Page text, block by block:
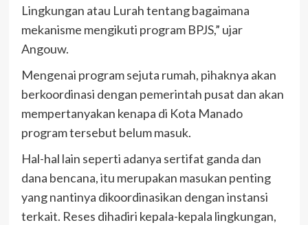
Lingkungan atau Lurah tentang bagaimana
mekanisme mengikuti program BPJS,” ujar
Angouw.
Mengenai program sejuta rumah, pihaknya akan
berkoordinasi dengan pemerintah pusat dan akan
mempertanyakan kenapa di Kota Manado
program tersebut belum masuk.
Hal-hal lain seperti adanya sertifat ganda dan
dana bencana, itu merupakan masukan penting
yang nantinya dikoordinasikan dengan instansi
terkait. Reses dihadiri kepala-kepala lingkungan,